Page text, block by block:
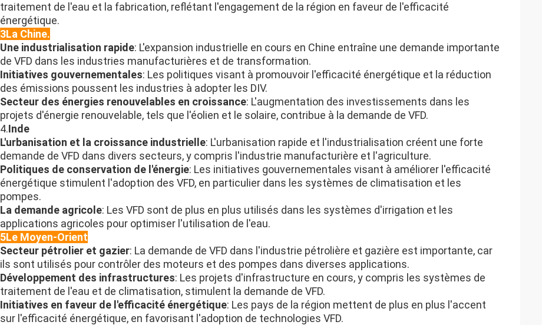
traitement de l'eau et la fabrication, reflétant l'engagement de la région en faveur de l'efficacité
énergétique.
3La Chine.
Une industrialisation rapide: L'expansion industrielle en cours en Chine entraîne une demande importante
de VFD dans les industries manufacturières et de transformation.
Initiatives gouvernementales: Les politiques visant à promouvoir l'efficacité énergétique et la réduction
des émissions poussent les industries à adopter les DIV.
Secteur des énergies renouvelables en croissance: L'augmentation des investissements dans les
projets d'énergie renouvelable, tels que l'éolien et le solaire, contribue à la demande de VFD.
4.Inde
L'urbanisation et la croissance industrielle: L'urbanisation rapide et l'industrialisation créent une forte
demande de VFD dans divers secteurs, y compris l'industrie manufacturière et l'agriculture.
Politiques de conservation de l'énergie: Les initiatives gouvernementales visant à améliorer l'efficacité
énergétique stimulent l'adoption des VFD, en particulier dans les systèmes de climatisation et les
pompes.
La demande agricole: Les VFD sont de plus en plus utilisés dans les systèmes d'irrigation et les
applications agricoles pour optimiser l'utilisation de l'eau.
5Le Moyen-Orient
Secteur pétrolier et gazier: La demande de VFD dans l'industrie pétrolière et gazière est importante, car
ils sont utilisés pour contrôler des moteurs et des pompes dans diverses applications.
Développement des infrastructures: Les projets d'infrastructure en cours, y compris les systèmes de
traitement de l'eau et de climatisation, stimulent la demande de VFD.
Initiatives en faveur de l'efficacité énergétique: Les pays de la région mettent de plus en plus l'accent
sur l'efficacité énergétique, en favorisant l'adoption de technologies VFD.